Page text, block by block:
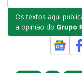
Os textos aqui
a opinião do Grupo